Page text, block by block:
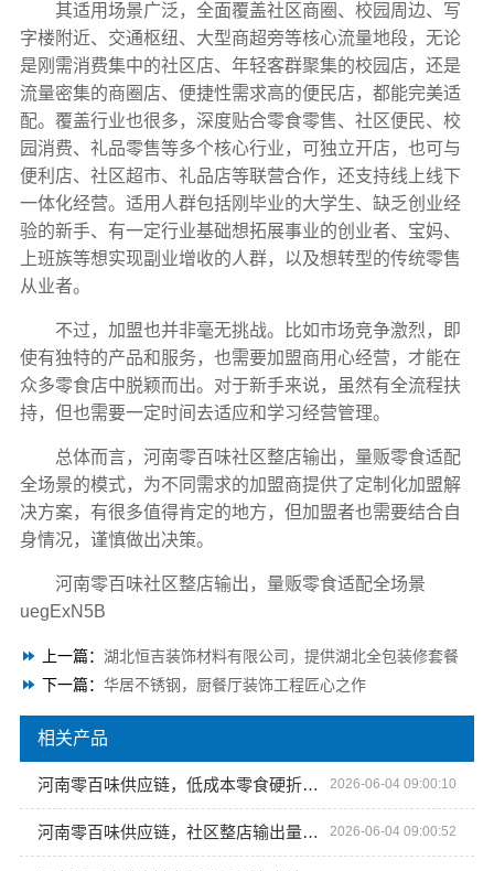
其适用场景广泛，全面覆盖社区商圈、校园周边、写
字楼附近、交通枢纽、大型商超旁等核心流量地段，无论
是刚需消费集中的社区店、年轻客群聚集的校园店，还是
流量密集的商圈店、便捷性需求高的便民店，都能完美适
配。覆盖行业也很多，深度贴合零食零售、社区便民、校
园消费、礼品零售等多个核心行业，可独立开店，也可与
便利店、社区超市、礼品店等联营合作，还支持线上线下
一体化经营。适用人群包括刚毕业的大学生、缺乏创业经
验的新手、有一定行业基础想拓展事业的创业者、宝妈、
上班族等想实现副业增收的人群，以及想转型的传统零售
从业者。
不过，加盟也并非毫无挑战。比如市场竞争激烈，即
使有独特的产品和服务，也需要加盟商用心经营，才能在
众多零食店中脱颖而出。对于新手来说，虽然有全流程扶
持，但也需要一定时间去适应和学习经营管理。
总体而言，河南零百味社区整店输出，量贩零食适配
全场景的模式，为不同需求的加盟商提供了定制化加盟解
决方案，有很多值得肯定的地方，但加盟者也需要结合自
身情况，谨慎做出决策。
河南零百味社区整店输出，量贩零食适配全场景
uegExN5B
上一篇： 湖北恒吉装饰材料有限公司，提供湖北全包装修套餐
下一篇： 华居不锈钢，厨餐厅装饰工程匠心之作
相关产品
河南零百味供应链，低成本零食硬折扣适配全场景 2026-06-04 09:00:10
河南零百味供应链，社区整店输出量贩零食适配全场景 2026-06-04 09:00:52